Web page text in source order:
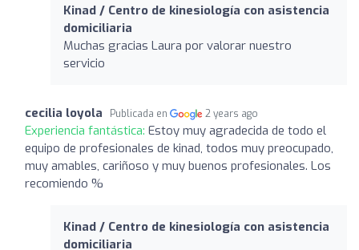
Kinad / Centro de kinesiología con asistencia
domiciliaria
Muchas gracias Laura por valorar nuestro
servicio
cecilia loyola Publicada en 2 years ago
Experiencia fantástica: Estoy muy agradecida de todo el
equipo de profesionales de kinad, todos muy preocupado,
muy amables, cariñoso y muy buenos profesionales. Los
recomiendo %
Kinad / Centro de kinesiología con asistencia
domiciliaria